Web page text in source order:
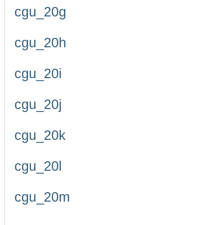
cgu_20g
cgu_20h
cgu_20i
cgu_20j
cgu_20k
cgu_20l
cgu_20m